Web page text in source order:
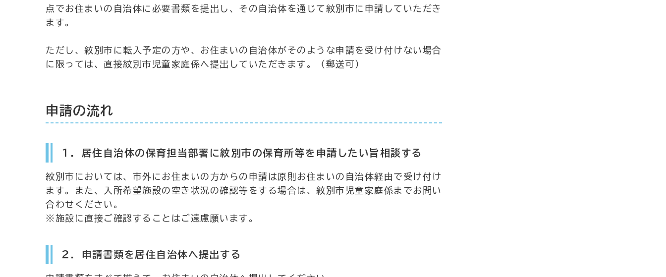
点でお住まいの自治体に必要書類を提出し、その自治体を通じて紋別市に申請していただき
ます。
ただし、紋別市に転入予定の方や、お住まいの自治体がそのような申請を受け付けない場合
に限っては、直接紋別市児童家庭係へ提出していただきます。（郵送可）
申請の流れ
１．居住自治体の保育担当部署に紋別市の保育所等を申請したい旨相談する
紋別市においては、市外にお住まいの方からの申請は原則お住まいの自治体経由で受け付け
ます。また、入所希望施設の空き状況の確認等をする場合は、紋別市児童家庭係までお問い
合わせください。
※施設に直接ご確認することはご遠慮願います。
２．申請書類を居住自治体へ提出する